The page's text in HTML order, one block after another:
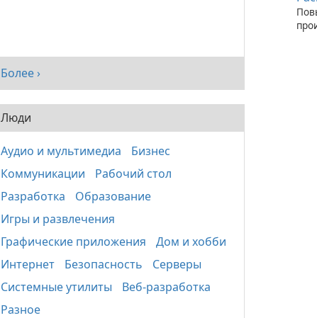
Более ›
Люди
Аудио и мультимедиа
Бизнес
Коммуникации
Рабочий стол
Разработка
Образование
Игры и развлечения
Графические приложения
Дом и хобби
Интернет
Безопасность
Серверы
Системные утилиты
Веб-разработка
Разное